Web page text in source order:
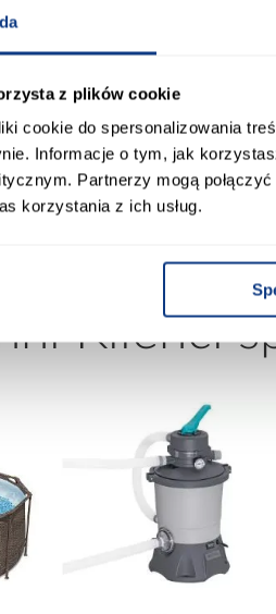
z plików cookie
cookie do spersonalizowania
Informacje o tym, jak
Partnerzy mogą
korzystania z ich usług.
Aria Aquamarine
AQUAMARINE AFM
Klienci